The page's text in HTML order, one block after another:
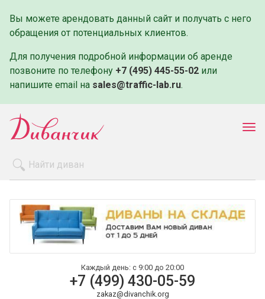
Вы можете арендовать данный сайт и получать с него
обращения от потенциальных клиентов.
Для получения подробной информации об аренде
позвоните по телефону +7 (495) 445-55-02 или
напишите email на sales@traffic-lab.ru.
Оплата и доставка
Контакты
Каждый день: с 9:00 до 20:00
+7 (499) 430-05-59
zakaz@divanchik.org